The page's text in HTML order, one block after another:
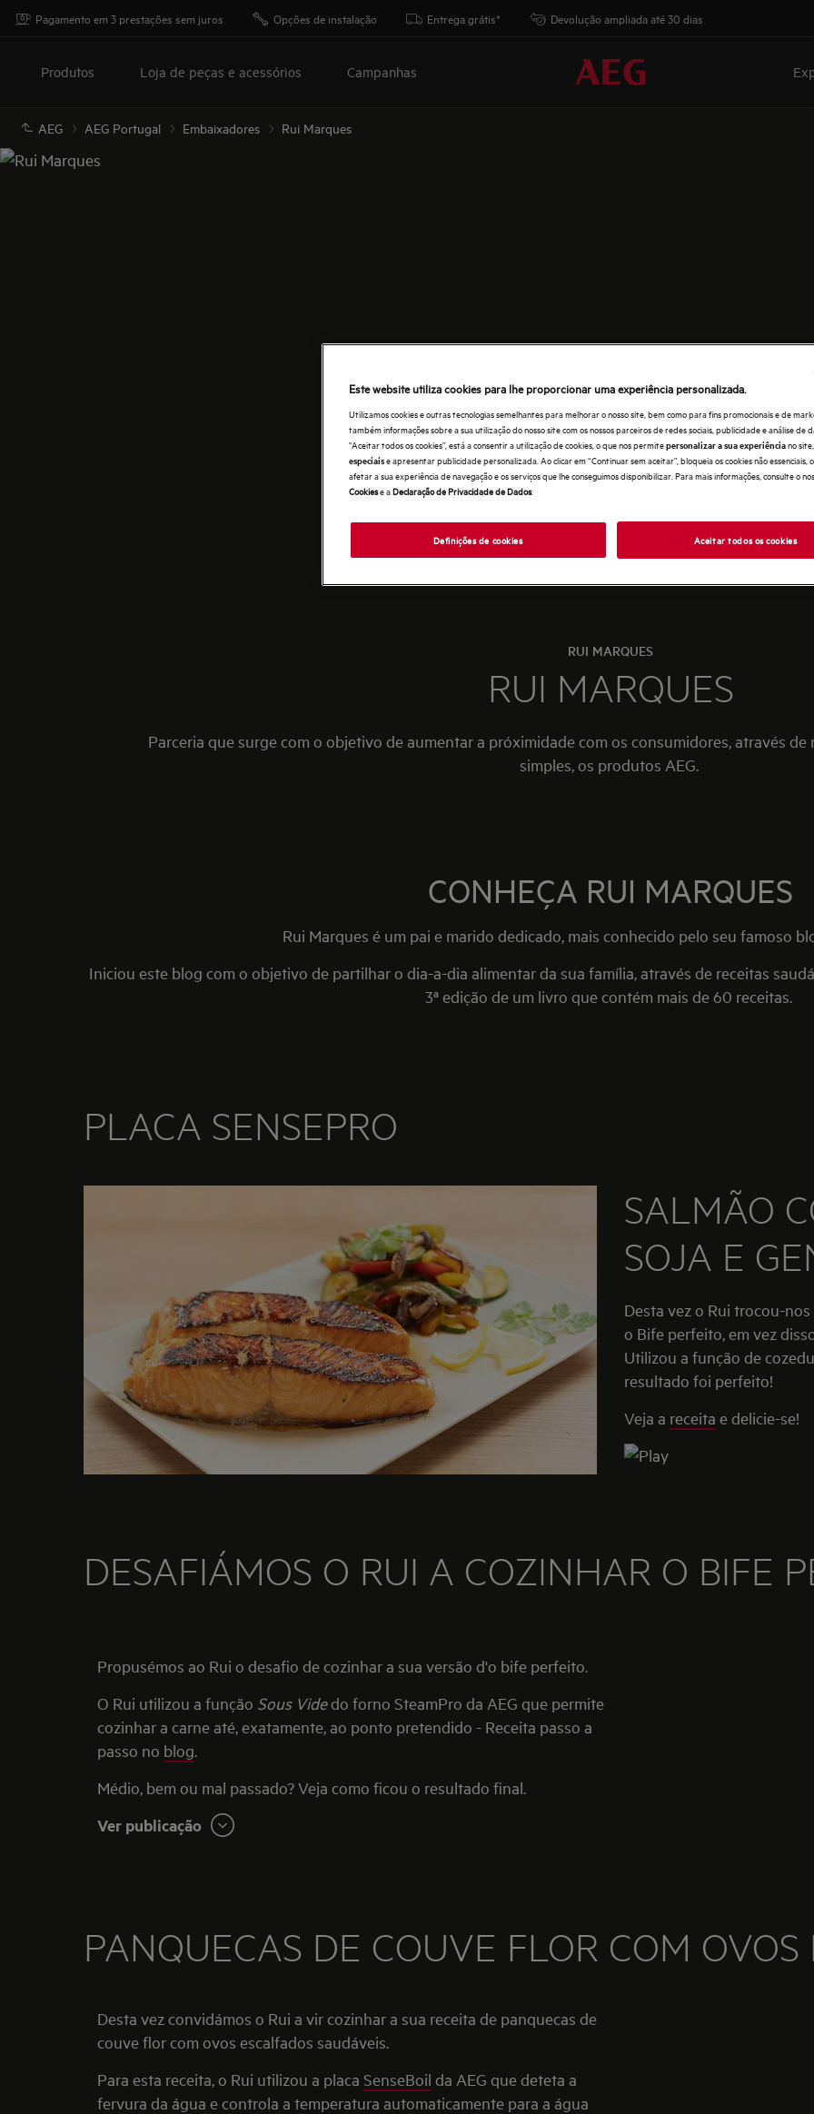
Pagamento em 3 prestações sem juros Opções de instalação Entrega grátis* Devolução ampliada até 30 dias
Produtos Loja de peças e acessórios Campanhas
AEG AEG Portugal Embaixadores Rui Marques
RUI MARQUES
RUI MARQUES
Parceria que surge com o objetivo de aumentar a próximidade com os consumidores, através
simples, os produtos AEG.
CONHEÇA RUI MARQUES
Rui Marques é um pai e marido dedicado, mais conhecido pelo seu famoso
Iniciou este blog com o objetivo de partilhar o dia-a-dia alimentar da sua família, através de receitas
3ª edição de um livro que contém mais de 60 receitas.
PLACA SENSEPRO
SALMÃO
SOJA E
Desta vez o Rui trocou-nos as voltas. Depois de o desafiarmos a cozinhar
o Bife perfeito, em vez
Utilizou a função de
resultado foi perfeito!
Veja a receita e delicie-se!
DESAFIÁMOS O RUI A COZINHAR O BIFE
Propusémos ao Rui o desafio de cozinhar a sua versão d'o bife perfeito.
O Rui utilizou a função Sous Videdo forno SteamPro da AEG que permite
cozinhar a carne até, exatamente, ao ponto pretendido - Receita passo a
passo no blog.
Médio, bem ou mal passado? Veja como ficou o resultado final.
Ver publicação
PANQUECAS DE COUVE FLOR COM OVOS
Desta vez convidámos o Rui a vir cozinhar a sua receita de panquecas de
couve flor com ovos escalfados saudáveis.
Para esta receita, o Rui utilizou a placa SenseBoil da AEG que deteta a
fervura da água e controla a temperatura automaticamente para a água
Este website utiliza cookies para lhe proporcionar uma experiência personalizada.
Utilizamos cookies e outras tecnologias semelhantes para melhorar o nosso site, bem como para fins promocionais e de
também informações sobre a sua utilização do nosso site com os nossos parceiros de redes sociais, publicidade e análise de
"Aceitar todos os cookies”, está a consentir a utilização de cookies, o que nos permitepersonalizar a sua experiênciano
especiaise apresentar publicidade personalizada. Ao clicar em “Continuar sem aceitar”, bloqueia os cookies não essenciais,
afetar a sua experiência de navegação e os serviços que lhe conseguimos disponibilizar. Para mais informações, consulte o
Cookiese aDeclaração de Privacidade de Dados.
Definições de cookies Aceitar todos os cookies